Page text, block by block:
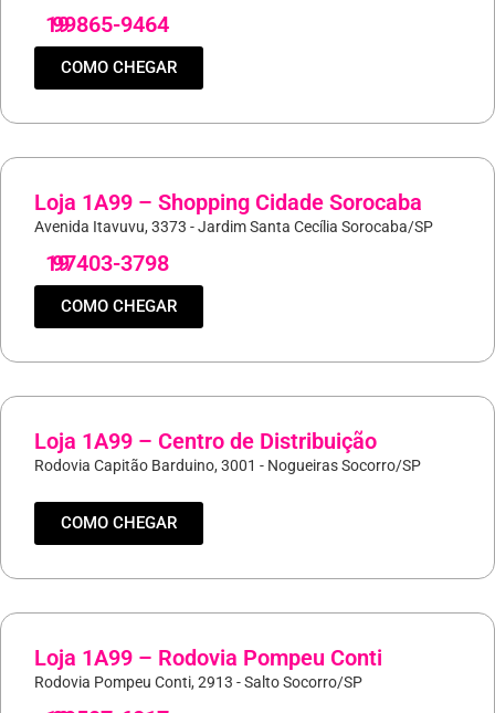
19
99865-9464
COMO CHEGAR
Loja 1A99 – Shopping Cidade Sorocaba
Avenida Itavuvu, 3373 - Jardim Santa Cecília Sorocaba/SP
19
97403-3798
COMO CHEGAR
Loja 1A99 – Centro de Distribuição
Rodovia Capitão Barduino, 3001 - Nogueiras Socorro/SP
COMO CHEGAR
Loja 1A99 – Rodovia Pompeu Conti
Rodovia Pompeu Conti, 2913 - Salto Socorro/SP